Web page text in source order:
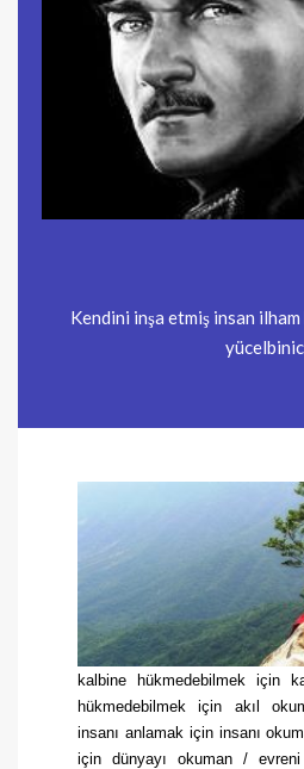
Kendini inşa etmiş insan
kalbine hükmedebilmek için
hükmedebilmek için akıl
insanı anlamak için insanı
için dünyayı okuman /